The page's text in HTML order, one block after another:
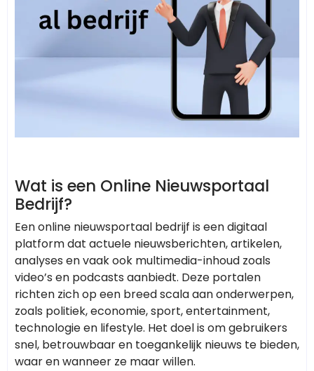
Wat is een Online Nieuwsportaal
Bedrijf?
Een online nieuwsportaal bedrijf is een digitaal
platform dat actuele nieuwsberichten, artikelen,
analyses en vaak ook multimedia-inhoud zoals
video’s en podcasts aanbiedt. Deze portalen
richten zich op een breed scala aan onderwerpen,
zoals politiek, economie, sport, entertainment,
technologie en lifestyle. Het doel is om gebruikers
snel, betrouwbaar en toegankelijk nieuws te bieden,
waar en wanneer ze maar willen.